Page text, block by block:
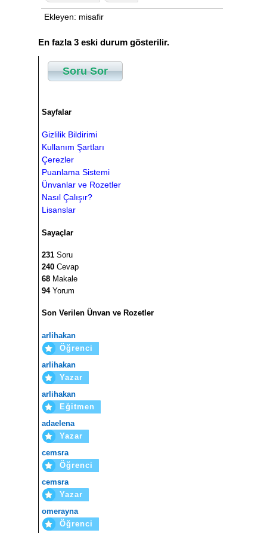
Ekleyen: misafir
En fazla 3 eski durum gösterilir.
Soru Sor
Sayfalar
Gizlilik Bildirimi
Kullanım Şartları
Çerezler
Puanlama Sistemi
Ünvanlar ve Rozetler
Nasıl Çalışır?
Lisanslar
Sayaçlar
231 Soru
240 Cevap
68 Makale
94Yorum
Son Verilen Ünvan ve Rozetler
arlihakan
Öğrenci
arlihakan
Yazar
arlihakan
Eğitmen
adaelena
Yazar
cemsra
Öğrenci
cemsra
Yazar
omerayna
Öğrenci